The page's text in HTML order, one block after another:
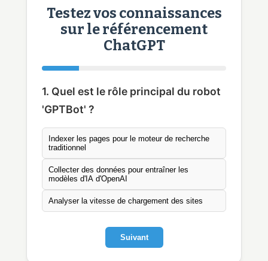
Testez vos connaissances
sur le référencement
ChatGPT
1. Quel est le rôle principal du robot
'GPTBot' ?
Indexer les pages pour le moteur de recherche
traditionnel
Collecter des données pour entraîner les
modèles d'IA d'OpenAI
Analyser la vitesse de chargement des sites
Suivant